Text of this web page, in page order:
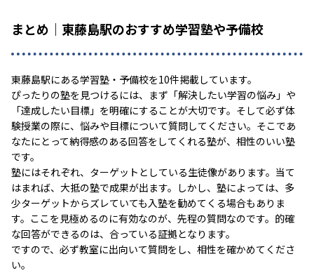
まとめ｜東藤島駅のおすすめ学習塾や予備校
東藤島駅にある学習塾・予備校を10件掲載しています。
ぴったりの塾を見つけるには、まず「解決したい学習の悩み」や
「達成したい目標」を明確にすることが大切です。そして必ず体
験授業の際に、悩みや目標について質問してください。そこであ
なたにとって納得感のある回答をしてくれる塾が、相性のいい塾
です。
塾にはそれぞれ、ターゲットとしている生徒像があります。当て
はまれば、大抵の塾で成果が出ます。しかし、塾によっては、多
少ターゲットからズレていても入塾を勧めてくる場合もありま
す。ここを見極めるのに有効なのが、先程の質問なのです。的確
な回答ができるのは、合っている証拠となります。
ですので、必ず教室に出向いて質問をし、相性を確かめてくださ
い。